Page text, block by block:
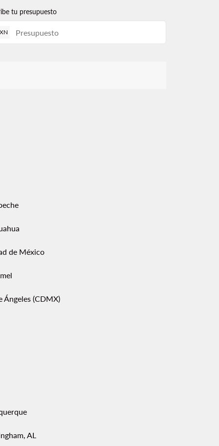
tu presupuesto
de México
Ángeles (CDMX)
AL